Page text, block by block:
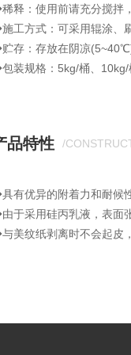
释：使用前请充分搅拌
工方式：可采用辊涂、
存：存放在阴凉
装规格：5kg/桶、10kg/
品特性 /
有优异的附着力和耐候
于采用硅丙乳液，表面
美纹纸剥离时不会起皮